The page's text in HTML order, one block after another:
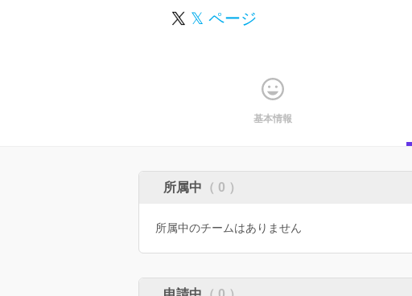
𝕏 ページ
基本情報
所属中 （ 0 ）
所属中のチームはありません